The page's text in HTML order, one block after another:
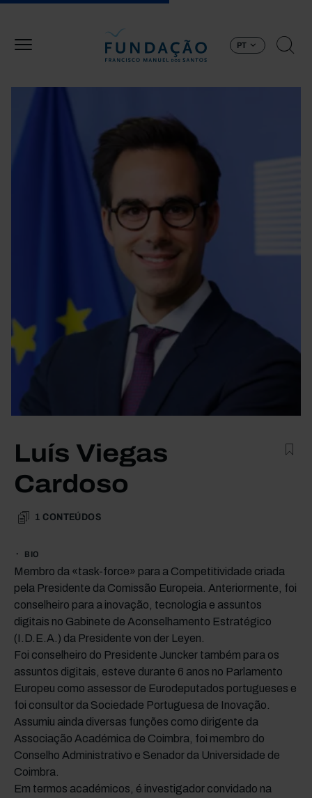
PT
Luís Viegas
Cardoso
1 CONTEÚDOS
BIO
Membro da «task-force» para a Competitividade criada
pela Presidente da Comissão Europeia. Anteriormente, foi
conselheiro para a inovação, tecnologia e assuntos
digitais no Gabinete de Aconselhamento Estratégico
(I.D.E.A.) da Presidente von der Leyen.
Foi conselheiro do Presidente Juncker também para os
assuntos digitais, esteve durante 6 anos no Parlamento
Europeu como assessor de Eurodeputados portugueses e
foi consultor da Sociedade Portuguesa de Inovação.
Assumiu ainda diversas funções como dirigente da
Associação Académica de Coimbra, foi membro do
Conselho Administrativo e Senador da Universidade de
Coimbra.
Em termos académicos, é investigador convidado na